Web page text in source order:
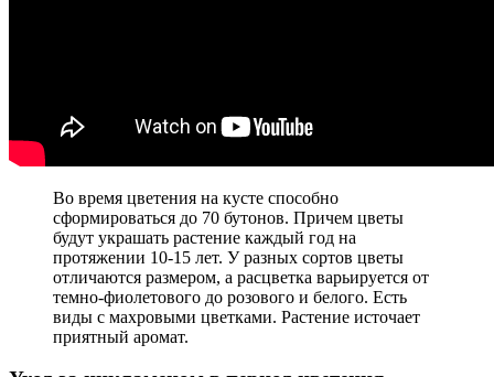
Во время цветения на кусте способно
сформироваться до 70 бутонов. Причем цветы
будут украшать растение каждый год на
протяжении 10-15 лет. У разных сортов цветы
отличаются размером, а расцветка варьируется от
темно-фиолетового до розового и белого. Есть
виды с махровыми цветками. Растение источает
приятный аромат.